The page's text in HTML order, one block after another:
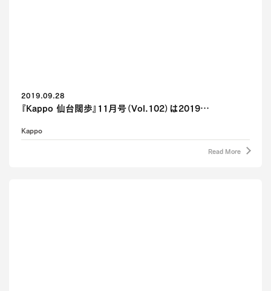
2019.09.28
『Kappo 仙台闊歩』11月号（Vol.102）は2019…
Kappo
Read More